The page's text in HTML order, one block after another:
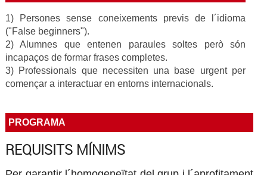
1) Persones sense coneixements previs de l´idioma
("False beginners").
2) Alumnes que entenen paraules soltes però són
incapaços de formar frases completes.
3) Professionals que necessiten una base urgent per
començar a interactuar en entorns internacionals.
PROGRAMA
REQUISITS MÍNIMS